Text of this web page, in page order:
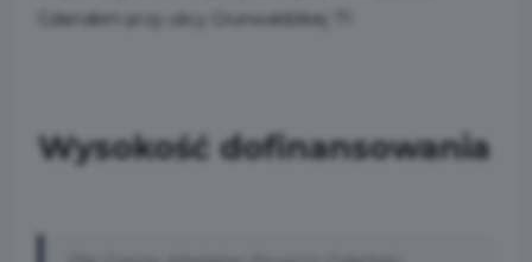
Gdańskim przy ulicy Grunwaldzkiej 71.
Wysokość dofinansowania